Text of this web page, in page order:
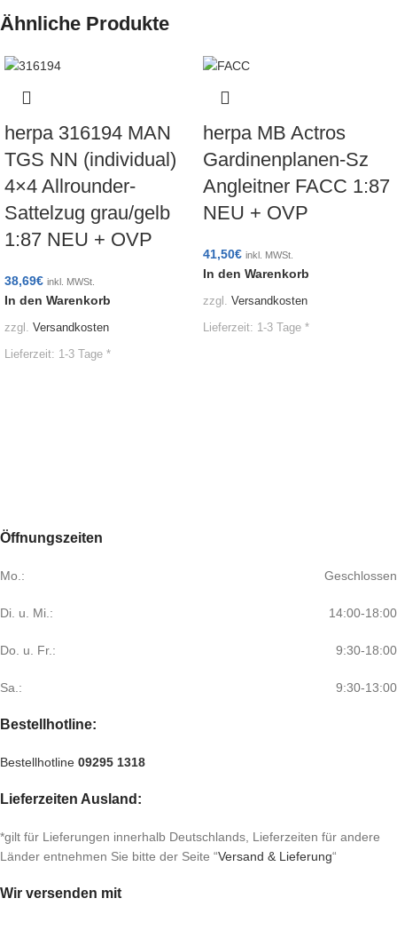
Ähnliche Produkte
herpa 316194 MAN
TGS NN (individual)
4×4 Allrounder-
Sattelzug grau/gelb
1:87 NEU + OVP
38,69€ inkl. MWSt.
In den Warenkorb
zzgl. Versandkosten
Lieferzeit: 1-3 Tage *
herpa MB Actros
Gardinenplanen-Sz
Angleitner FACC 1:87
NEU + OVP
41,50€ inkl. MWSt.
In den Warenkorb
zzgl. Versandkosten
Lieferzeit: 1-3 Tage *
Öffnungszeiten
Mo.: Geschlossen
Di. u. Mi.: 14:00-18:00
Do. u. Fr.: 9:30-18:00
Sa.: 9:30-13:00
Bestellhotline:
Bestellhotline 09295 1318
Lieferzeiten Ausland:
*gilt für Lieferungen innerhalb Deutschlands, Lieferzeiten für andere
Länder entnehmen Sie bitte der Seite “Versand & Lieferung“
Wir versenden mit